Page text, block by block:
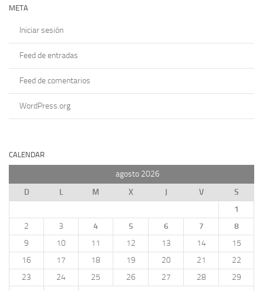
META
Iniciar sesión
Feed de entradas
Feed de comentarios
WordPress.org
CALENDAR
agosto 2026
D
L M X J V
S
1
2
3 4 5 6 7
8
9
10 11 12 13 14
15
16
17 18 19 20 21
22
23
24 25 26 27 28
29